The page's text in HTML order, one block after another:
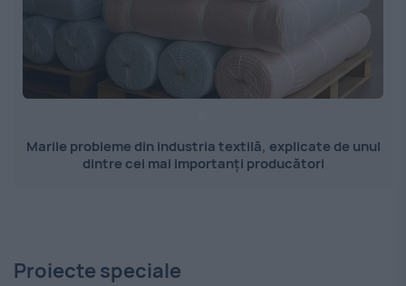
Marile probleme din industria textilă, explicate de unul
dintre cei mai importanți producători
Proiecte speciale